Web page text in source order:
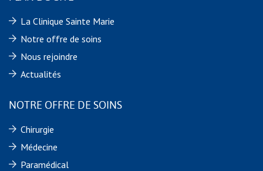
La Clinique Sainte Marie
Notre offre de soins
Nous rejoindre
Actualités
NOTRE OFFRE DE SOINS
Chirurgie
Médecine
Paramédical